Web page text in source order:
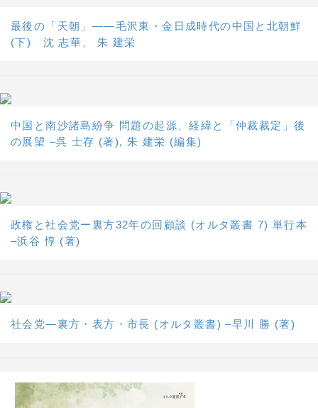
最後の「天朝」――毛沢東・金日成時代の中国と北朝鮮
(下) 沈 志華、 朱 建栄
中国と南沙諸島紛争 問題の起源、経緯と「仲裁裁定」後
の展望 –呉 士存 (著), 朱 建栄 (編集)
政権と社会党ー裏方32年の回顧談 (オルタ叢書 7) 単行本
–浜谷 惇 (著)
社会党―裏方・表方・市長 (オルタ叢書) –早川 勝 (著)